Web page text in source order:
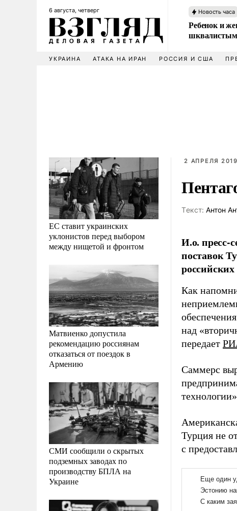
6 августа, четверг Новость часа
Ребенок и
шквалистым
УКРАИНА АТАКА НА ИРАН РОССИЯ И США
ЕС ставит украинских
уклонистов перед выбором
между нищетой и фронтом
Матвиенко допустила
рекомендацию россиянам
отказаться от поездок в
Армению
СМИ сообщили о скрытых
подземных заводах по
производству БПЛА на
Украине
2 АПРЕЛЯ
Tекст: Антон
И.о. пресс-
поставок
Как
над
передает
Саммерс
Турция не
с